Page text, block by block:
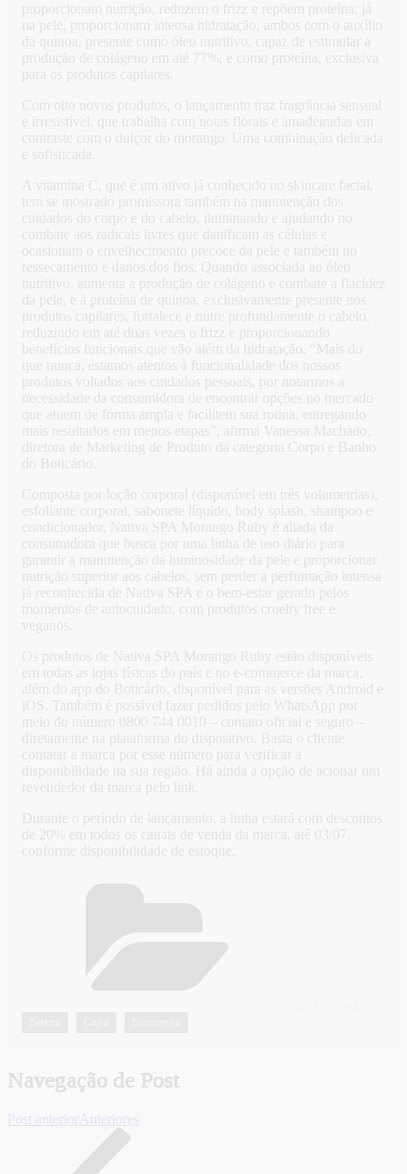
proporcionam nutrição, reduzem o frizz e repõem proteína; já
na pele, proporcionam intensa hidratação, ambos com o auxílio
da quinoa, presente como óleo nutritivo, capaz de estimular a
produção de colágeno em até 77%, e como proteína, exclusiva
para os produtos capilares.
Com oito novos produtos, o lançamento traz fragrância sensual
e irresistível, que trabalha com notas florais e amadeiradas em
contraste com o dulçor do morango. Uma combinação delicada
e sofisticada.
A vitamina C, que é um ativo já conhecido no skincare facial,
tem se mostrado promissora também na manutenção dos
cuidados do corpo e do cabelo, iluminando e ajudando no
combate aos radicais livres que danificam as células e
ocasionam o envelhecimento precoce da pele e também no
ressecamento e danos dos fios. Quando associada ao óleo
nutritivo, aumenta a produção de colágeno e combate a flacidez
da pele, e à proteína de quinoa, exclusivamente presente nos
produtos capilares, fortalece e nutre profundamente o cabelo,
reduzindo em até duas vezes o frizz e proporcionando
benefícios funcionais que vão além da hidratação. “Mais do
que nunca, estamos atentos à funcionalidade dos nossos
produtos voltados aos cuidados pessoais, por notarmos a
necessidade da consumidora de encontrar opções no mercado
que atuem de forma ampla e facilitem sua rotina, entregando
mais resultados em menos etapas”, afirma Vanessa Machado,
diretora de Marketing de Produto da categoria Corpo e Banho
do Boticário.
Composta por loção corporal (disponível em três volumetrias),
esfoliante corporal, sabonete líquido, body splash, shampoo e
condicionador, Nativa SPA Morango Ruby é aliada da
consumidora que busca por uma linha de uso diário para
garantir a manutenção da luminosidade da pele e proporcionar
nutrição superior aos cabelos, sem perder a perfumação intensa
já reconhecida de Nativa SPA e o bem-estar gerado pelos
momentos de autocuidado, com produtos cruelty free e
veganos.
Os produtos de Nativa SPA Morango Ruby estão disponíveis
em todas as lojas físicas do país e no e-commerce da marca,
além do app do Boticário, disponível para as versões Android e
iOS. Também é possível fazer pedidos pelo WhatsApp por
meio do número 0800 744 0010 – contato oficial e seguro –
diretamente na plataforma do dispositivo. Basta o cliente
contatar a marca por esse número para verificar a
disponibilidade na sua região. Há ainda a opção de acionar um
revendedor da marca pelo link.
Durante o período de lançamento, a linha estará com descontos
de 20% em todos os canais de venda da marca, até 03/07,
conforme disponibilidade de estoque.
Navegação de Post
Post anterior Anteriores